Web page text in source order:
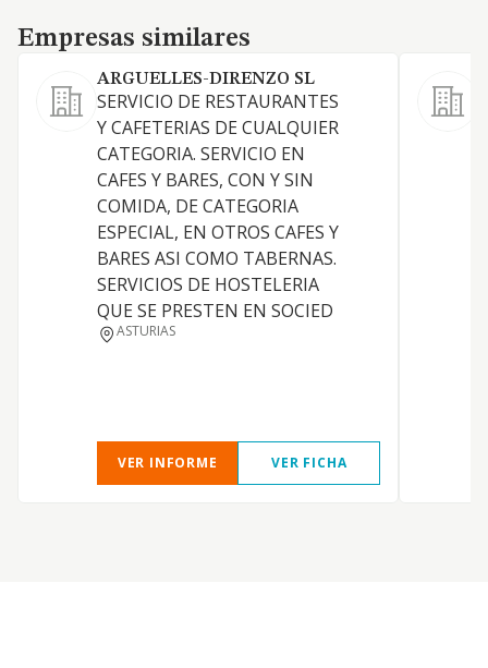
Empresas similares
Empresas similares
ARGUELLES-DIRENZO SL
SERVICIO DE RESTAURANTES
Y CAFETERIAS DE CUALQUIER
CATEGORIA. SERVICIO EN
CAFES Y BARES, CON Y SIN
COMIDA, DE CATEGORIA
ESPECIAL, EN OTROS CAFES Y
BARES ASI COMO TABERNAS.
SERVICIOS DE HOSTELERIA
QUE SE PRESTEN EN SOCIED
ASTURIAS
VER INFORME VER FICHA